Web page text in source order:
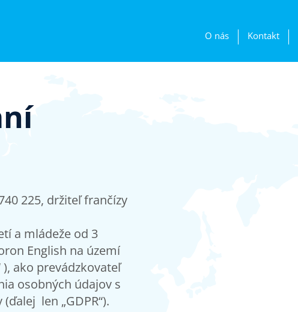
O nás Kontakt
225, držiteľ frančízy
a mládeže od 3
English na území
), ako prevádzkovateľ
osobných údajov s
len „GDPR“).